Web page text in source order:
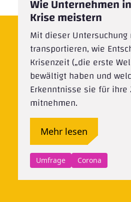
Wie Unternehmen
Krise meistern
Mit dieser
transportieren, wie
Krisenzeit („die erste
bewältigt haben und
Erkenntnisse sie für
mitnehmen.
Mehr lesen
Umfrage Corona